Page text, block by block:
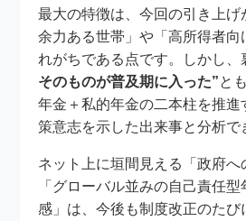
最大の特徴は、今回の引き上げ
余力ある世帯」や「高所得者向
れがちである点です。しかし、
そのものが普及期に入った”と
年金＋私的年金の二本柱を推進
策意志を示した出来事と分析で
ネット上に垣間見える「政府へ
「グローバル並みの自己責任
感」は、今後も制度改正のたび